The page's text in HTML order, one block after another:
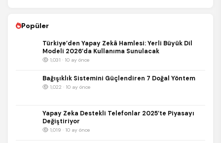
Popüler
Türkiye’den Yapay Zekâ Hamlesi: Yerli Büyük Dil
Modeli 2026’da Kullanıma Sunulacak
1,031 · 10 ay önce
Bağışıklık Sistemini Güçlendiren 7 Doğal Yöntem
1,022 · 10 ay önce
Yapay Zeka Destekli Telefonlar 2025’te Piyasayı
Değiştiriyor
1,019 · 10 ay önce